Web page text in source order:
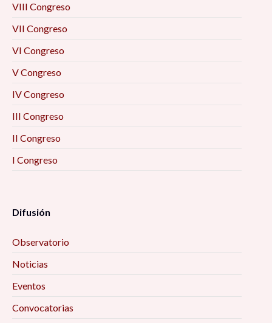
VIII Congreso
VII Congreso
VI Congreso
V Congreso
IV Congreso
III Congreso
II Congreso
I Congreso
Difusión
Observatorio
Noticias
Eventos
Convocatorias